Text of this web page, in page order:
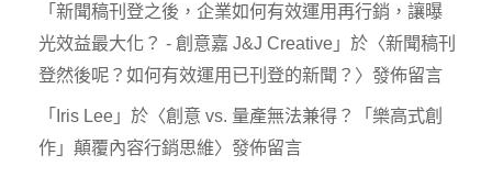
「 新聞稿刊登之後，企業如何有效運用再行銷，讓曝
光效益最大化？ - 創意嘉 J&J Creative 」於〈新聞稿刊
登然後呢？如何有效運用已刊登的新聞？ 〉發佈留言
「 Iris Lee 」於〈創意 vs. 量產無法兼得？「樂高式創
作」顛覆內容行銷思維〉發佈留言